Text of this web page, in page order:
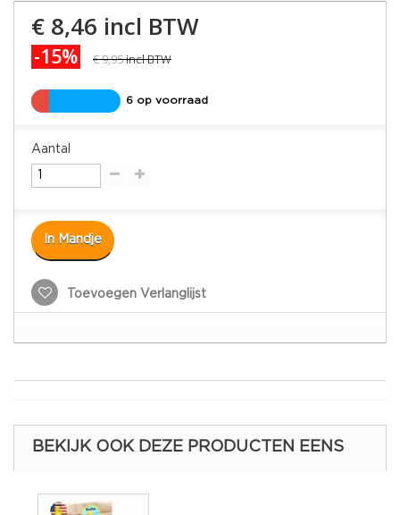
€ 8,46 incl BTW
-15% € 9,95incl BTW
6 op voorraad
Aantal
In Mandje
Toevoegen Verlanglijst
BEKIJK OOK DEZE PRODUCTEN EENS